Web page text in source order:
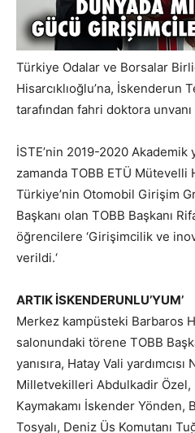
Türkiye Odalar ve Borsalar
Hisarcıklıoğlu’na, İskenderun
tarafından fahri doktora
İSTE’nin 2019-2020 Akademik
zamanda TOBB ETÜ Mütevelli
Türkiye’nin Otomobil Girişim
Başkanı olan TOBB Başkanı
öğrencilere ‘Girişimcilik ve
verildi.‘
ARTIK İSKENDERUNLU’YUM’
Merkez kampüsteki Barbaros
salonundaki törene TOBB
yanısıra, Hatay Vali
Milletvekilleri Abdulkadir Özel,
Kaymakamı İskender Yönden,
Tosyalı, Deniz Üs Komutanı